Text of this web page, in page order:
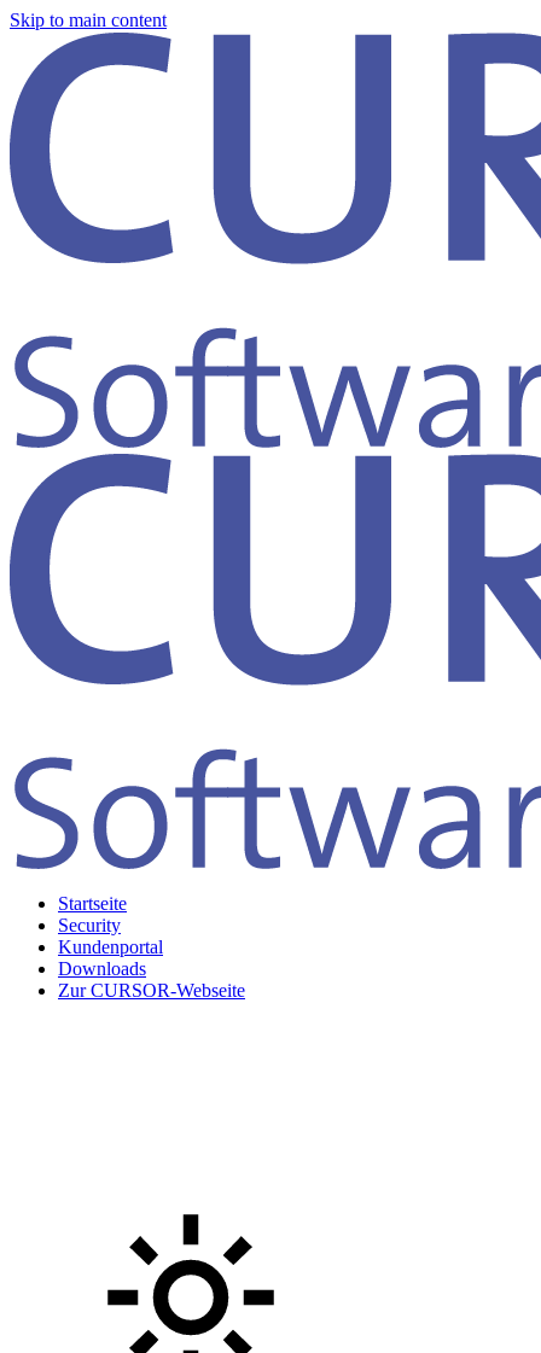
Skip to main content
Startseite
Security
Kundenportal
Downloads
Zur CURSOR-Webseite